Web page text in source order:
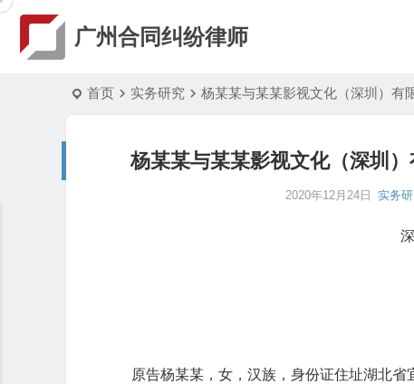
广州合同纠纷律师
首页 实务研究 杨某某与某某影视文化（深圳）有
杨某某与某某影视文化（深圳
2020年12月24日 实务
原告杨某某，女，汉族，身份证住址湖北省